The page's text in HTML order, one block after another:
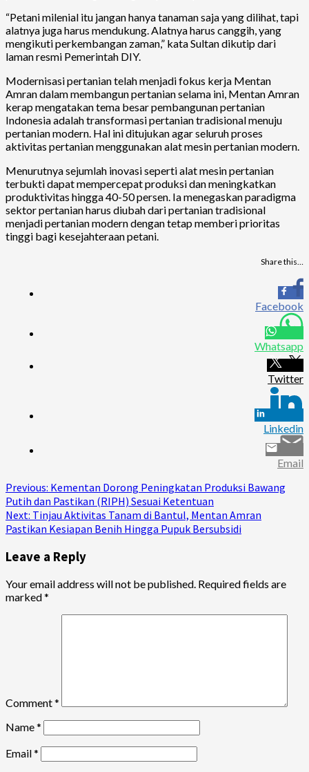
“Petani milenial itu jangan hanya tanaman saja yang dilihat, tapi
alatnya juga harus mendukung. Alatnya harus canggih, yang
mengikuti perkembangan zaman,” kata Sultan dikutip dari
laman resmi Pemerintah DIY.
Modernisasi pertanian telah menjadi fokus kerja Mentan
Amran dalam membangun pertanian selama ini, Mentan Amran
kerap mengatakan tema besar pembangunan pertanian
Indonesia adalah transformasi pertanian tradisional menuju
pertanian modern. Hal ini ditujukan agar seluruh proses
aktivitas pertanian menggunakan alat mesin pertanian modern.
Menurutnya sejumlah inovasi seperti alat mesin pertanian
terbukti dapat mempercepat produksi dan meningkatkan
produktivitas hingga 40-50 persen. Ia menegaskan paradigma
sektor pertanian harus diubah dari pertanian tradisional
menjadi pertanian modern dengan tetap memberi prioritas
tinggi bagi kesejahteraan petani.
Share this…
Facebook
Whatsapp
Twitter
Linkedin
Email
Continue
Reading
Previous: Kementan Dorong Peningkatan Produksi Bawang
Putih dan Pastikan (RIPH) Sesuai Ketentuan
Next: Tinjau Aktivitas Tanam di Bantul, Mentan Amran
Pastikan Kesiapan Benih Hingga Pupuk Bersubsidi
Leave a Reply
Your email address will not be published. Required fields are
marked*
Comment*
Name*
Email*